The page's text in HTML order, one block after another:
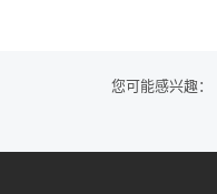
您可能感兴趣：